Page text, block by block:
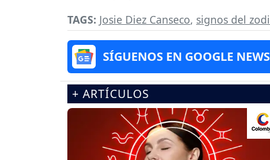
TAGS: Josie Diez Canseco, signos del
SÍGUENOS EN GOOGLE NEWS
+ ARTÍCULOS